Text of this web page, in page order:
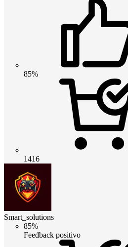
85%
1416
Smart_solutions
85%
Feedback positivo